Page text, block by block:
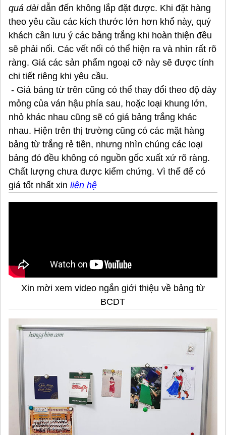
quá dàidẫn đến không lắp đặt được. Khi đặt hàng
theo yêu cầu các kích thước lớn hơn khổ này, quý
khách cần lưu ý các bảng trắng khi hoàn thiện đều
sẽ phải nối. Các vết nối có thể hiện ra và nhìn rất rõ
ràng. Giá các sản phẩm ngoại cỡ này sẽ được tính
chi tiết riêng khi yêu cầu.
- Giá bảng từ trên cũng có thể thay đổi theo độ dày
mỏng của ván hậu phía sau, hoặc loại khung lớn,
nhỏ khác nhau cũng sẽ có giá bảng trắng khác
nhau. Hiện trên thị trường cũng có các mặt hàng
bảng từ trắng rẻ tiền, nhưng nhìn chúng các loại
bảng đó đều không có nguồn gốc xuất xứ rõ ràng.
Chất lượng chưa được kiểm chứng. Vì thế để có
giá tốt nhất xin liên hệ
Xin mời xem video ngắn giới thiệu về bảng từ
BCDT